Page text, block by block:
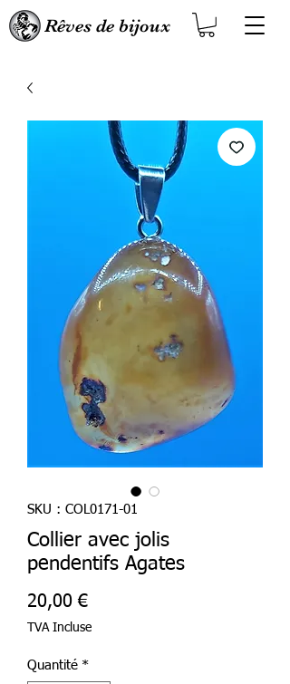
Rêves de bijoux
SKU : COL0171-01
Collier avec jolis
pendentifs Agates
20,00 €Prix
TVA Incluse
Quantité *